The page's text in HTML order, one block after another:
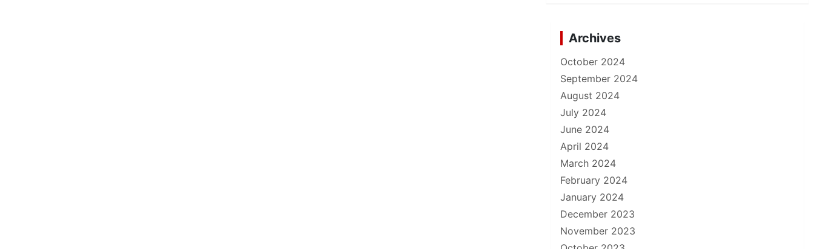
Archives
October 2024
September 2024
August 2024
July 2024
June 2024
April 2024
March 2024
February 2024
January 2024
December 2023
November 2023